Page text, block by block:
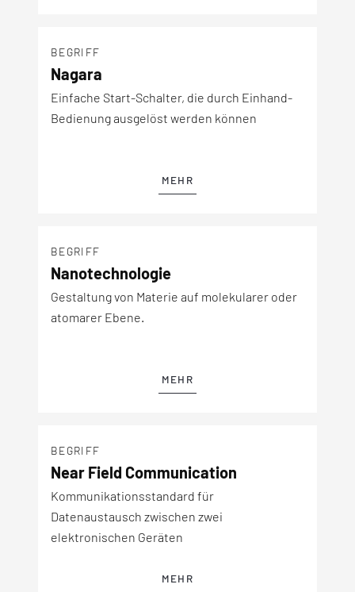
BEGRIFF
Nagara
Einfache Start-Schalter, die durch Einhand-
Bedienung ausgelöst werden können
MEHR
BEGRIFF
Nanotechnologie
Gestaltung von Materie auf molekularer oder
atomarer Ebene.
MEHR
BEGRIFF
Near Field Communication
Kommunikationsstandard für
Datenaustausch zwischen zwei
elektronischen Geräten
MEHR